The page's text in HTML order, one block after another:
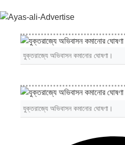
যুক্তরাজ্যে অভিবাসন কমানোর ঘোষণা।
যুক্তরাজ্যে অভিবাসন কমানোর ঘোষণা।